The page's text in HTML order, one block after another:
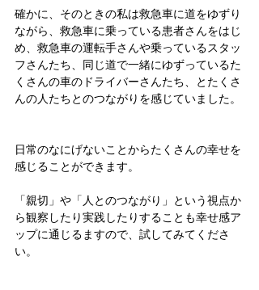
確かに、そのときの私は救急車に道をゆずり
ながら、救急車に乗っている患者さんをはじ
め、救急車の運転手さんや乗っているスタッ
フさんたち、同じ道で一緒にゆずっているた
くさんの車のドライバーさんたち、とたくさ
んの人たちとのつながりを感じていました。
日常のなにげないことからたくさんの幸せを
感じることができます。
「親切」や「人とのつながり」という視点か
ら観察したり実践したりすることも幸せ感ア
ップに通じるますので、試してみてくださ
い。